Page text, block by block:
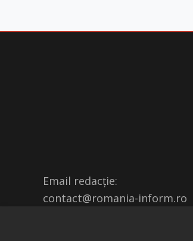
Email redacție:
contact@romania-inform.ro